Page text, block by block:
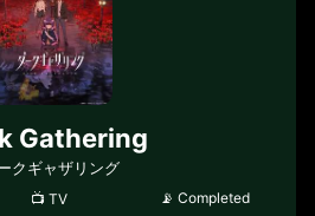
Gathering
クギャザリング
📺TV 📡 Completed